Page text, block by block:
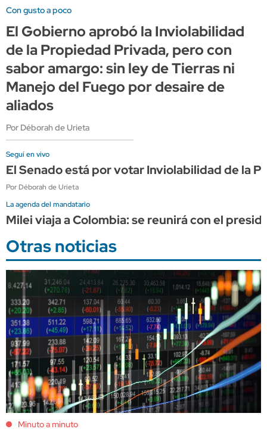
Con gusto a poco
El Gobierno aprobó la Inviolabilidad
de la Propiedad Privada, pero con
sabor amargo: sin ley de Tierras ni
Manejo del Fuego por desaire de
aliados
Por Déborah de Urieta
Seguí en vivo
El Senado está por votar Inviolabilidad de la
Por Déborah de Urieta
La agenda del mandatario
Milei viaja a Colombia: se reunirá con el
Otras noticias
Minuto a minuto